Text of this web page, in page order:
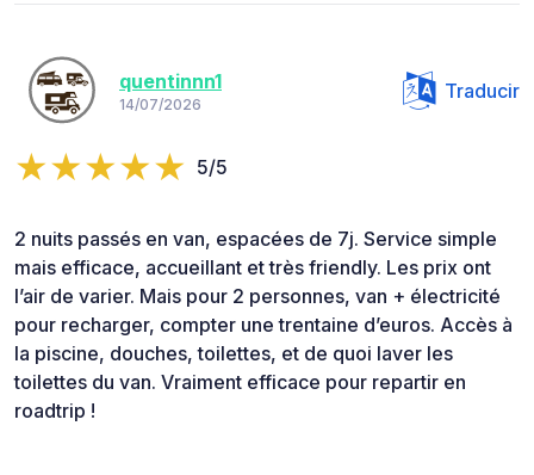
quentinnn1
14/07/2026
Traducir
5/5
2 nuits passés en van, espacées de 7j. Service simple
mais efficace, accueillant et très friendly. Les prix ont
l’air de varier. Mais pour 2 personnes, van + électricité
pour recharger, compter une trentaine d’euros. Accès à
la piscine, douches, toilettes, et de quoi laver les
toilettes du van. Vraiment efficace pour repartir en
roadtrip !